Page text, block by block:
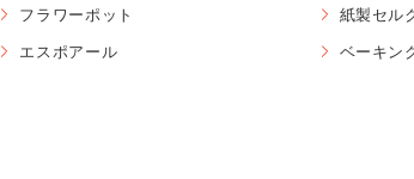
フラワーポット
エスポアール
紙製セル
ベーキン